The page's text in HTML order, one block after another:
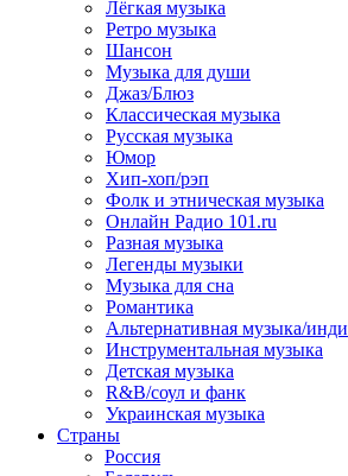
Лёгкая музыка
Ретро музыка
Шансон
Музыка для души
Джаз/Блюз
Классическая музыка
Русская музыка
Юмор
Хип-хоп/рэп
Фолк и этническая музыка
Онлайн Радио 101.ru
Разная музыка
Легенды музыки
Музыка для сна
Романтика
Альтернативная музыка/инди
Инструментальная музыка
Детская музыка
R&B/cоул и фанк
Украинская музыка
Страны
Россия